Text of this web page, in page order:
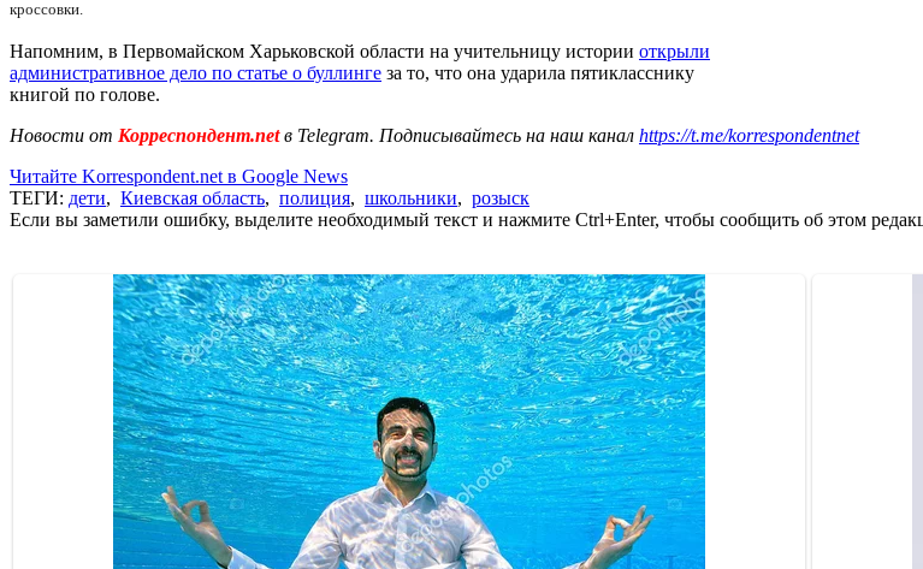
кроссовки.
Напомним, в Первомайском Харьковской области на учительницу истории открыли
административное дело по статье о буллинге за то, что она ударила пятикласснику
книгой по голове.
Новости от Корреспондент.netв Telegram. Подписывайтесь на наш канал https://t.me/korrespondentnet
Читайте Korrespondent.net в Google News
ТЕГИ: дети, Киевская область, полиция, школьники, розыск
Если вы заметили ошибку, выделите необходимый текст и нажмите Ctrl+Enter, чтобы сообщить об этом